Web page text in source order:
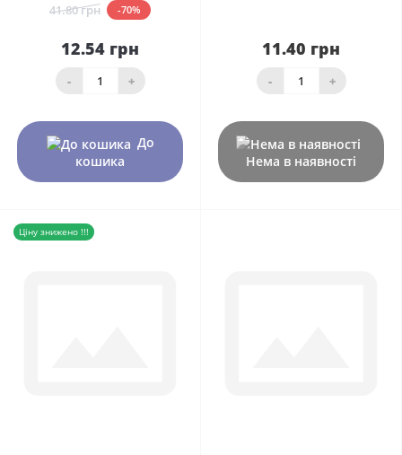
41.80 грн -70%
12.54 грн
- +
До
кошика
11.40 грн
- +
Нема в наявності
Ціну знижено !!!